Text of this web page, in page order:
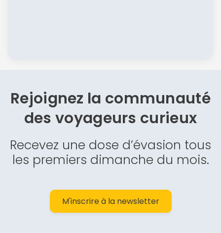
Rejoignez la communauté
desvoyageurs curieux
Recevez une dose d’évasion tous
les premiers dimanche du mois.
M'inscrire à la newsletter